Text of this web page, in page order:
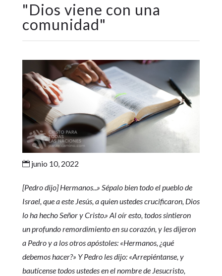
"Dios viene con una
comunidad"
junio 10, 2022
[Pedro dijo] Hermanos...» Sépalo bien todo el pueblo de
Israel, que a este Jesús, a quien ustedes crucificaron, Dios
lo ha hecho Señor y Cristo.» Al oír esto, todos sintieron
un profundo remordimiento en su corazón, y les dijeron
a Pedro y a los otros apóstoles: «Hermanos, ¿qué
debemos hacer?» Y Pedro les dijo: «Arrepiéntanse, y
bautícense todos ustedes en el nombre de Jesucristo,